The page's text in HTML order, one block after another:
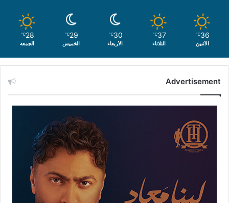
36
℃
الأثنين
37
℃
الثلاثاء
30
℃
الأربعاء
29
℃
الخميس
28
℃
الجمعة
Advertisement